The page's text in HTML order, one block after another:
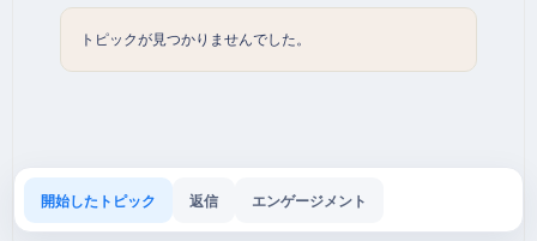
開始したトピック 返信 エンゲージメント
トピックが見つかりませんでした。